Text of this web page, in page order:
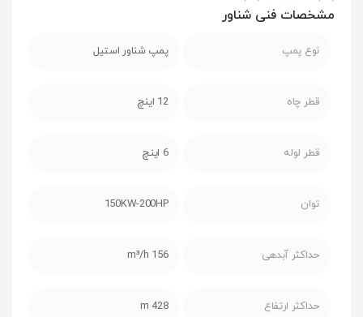
مشخصات فنی شناور
نوع پمپ پمپ شناور استیل
قطر چاه 12 اینچ
قطر لوله 6 اینچ
توان 150KW-200HP
حداکثر آبدهی 156 m³/h
حداکثر ارتفاع 428 m